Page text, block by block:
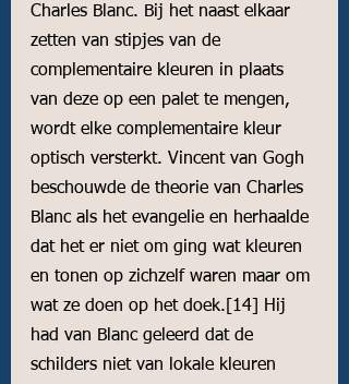
Charles Blanc. Bij het naast elkaar
zetten van stipjes van de
complementaire kleuren in plaats
van deze op een palet te mengen,
wordt elke complementaire kleur
optisch versterkt. Vincent van Gogh
beschouwde de theorie van Charles
Blanc als het evangelie en herhaalde
dat het er niet om ging wat kleuren
en tonen op zichzelf waren maar om
wat ze doen op het doek. [14]
Hij
had van Blanc geleerd dat de
schilders niet van lokale kleuren